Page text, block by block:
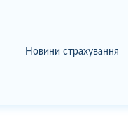
Новини страхування